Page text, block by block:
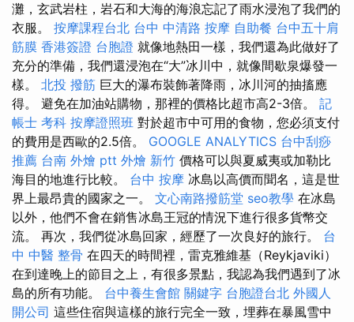
灘，玄武岩柱，岩石和大海的海浪忘記了雨水浸泡了我們的
衣服。 按摩課程台北 台中 中清路 按摩 自助餐 台中五十肩
筋膜 香港簽證 台胞證 就像地熱田一樣，我們還為此做好了
充分的準備，我們還浸泡在“大”冰川中，就像間歇泉爆發一
樣。 北投 撥筋 巨大的瀑布裝飾著降雨，冰川河的抽搐應
得。 避免在加油站購物，那裡的價格比超市高2-3倍。 記
帳士 考科 按摩證照班 對於超市中可用的食物，您必須支付
的費用是西歐的2.5倍。 GOOGLE ANALYTICS 台中刮痧
推薦 台南 外燴 ptt 外燴 新竹 價格可以與夏威夷或加勒比
海目的地進行比較。 台中 按摩 冰島以高價而聞名，這是世
界上最昂貴的國家之一。 文心南路撥筋堂 seo教學 在冰島
以外，他們不會在銷售冰島王冠的情況下進行很多貨幣交
流。 再次，我們從冰島回家，經歷了一次良好的旅行。 台
中 中醫 整骨 在四天的時間裡，雷克雅維基（Reykjaviki）
在到達晚上的節目之上，有很多景點，我認為我們遇到了冰
島的所有功能。 台中養生會館 關鍵字 台胞證台北 外國人
開公司 這些住宿與這樣的旅行完全一致，埋葬在暴風雪中